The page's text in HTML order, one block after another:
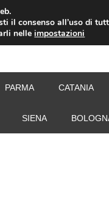
PARMA CATANIA
SIENA
il consenso all’uso di
nelleimpostazioni